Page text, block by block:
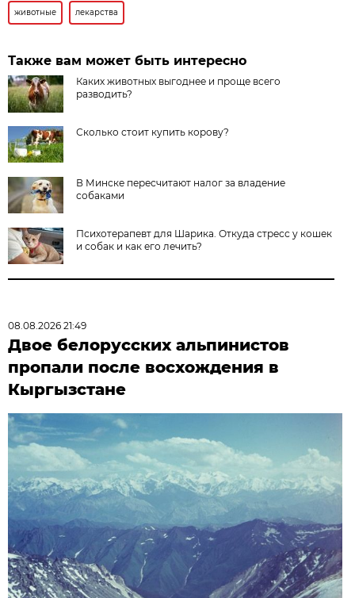
животные лекарства
Также вам может быть интересно
Каких животных выгоднее и проще всего
разводить?
Сколько стоит купить корову?
В Минске пересчитают налог за владение
собаками
Психотерапевт для Шарика. Откуда стресс у кошек
и собак и как его лечить?
08.08.2026 21:49
Двое белорусских альпинистов
пропали после восхождения в
Кыргызстане